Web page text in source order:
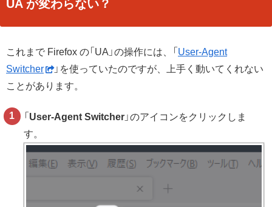
UA が変わらない？
これまで Firefox の「UA」の操作には、「 User-Agent
Switcher
」を使っていたのですが、上手く動いてくれない
ことがあります。
「 User-Agent Switcher 」のアイコンをクリックしま
す。